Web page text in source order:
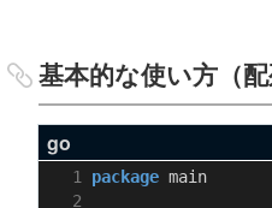
基本的な使い方（配
go
package main